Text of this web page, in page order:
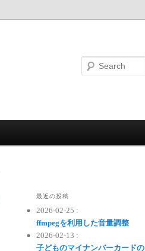
最近の投稿
2026-02-25 :
ffmpegを利用した音量調整
2026-02-13 :
子どものマイナンバーカードの